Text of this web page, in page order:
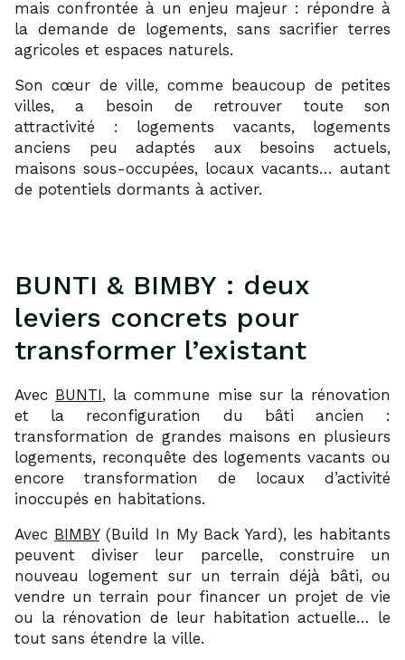
mais confrontée à un enjeu majeur : répondre à
la demande de logements, sans sacrifier terres
agricoles et espaces naturels.
Son cœur de ville, comme beaucoup de petites
villes, a besoin de retrouver toute son
attractivité : logements vacants, logements
anciens peu adaptés aux besoins actuels,
maisons sous-occupées, locaux vacants… autant
de potentiels dormants à activer.
BUNTI & BIMBY : deux
leviers concrets pour
transformer l’existant
Avec BUNTI, la commune mise sur la rénovation
et la reconfiguration du bâti ancien :
transformation de grandes maisons en plusieurs
logements, reconquête des logements vacants ou
encore transformation de locaux d’activité
inoccupés en habitations.
Avec BIMBY(Build In My Back Yard), les habitants
peuvent diviser leur parcelle, construire un
nouveau logement sur un terrain déjà bâti, ou
vendre un terrain pour financer un projet de vie
ou la rénovation de leur habitation actuelle… le
tout sans étendre la ville.